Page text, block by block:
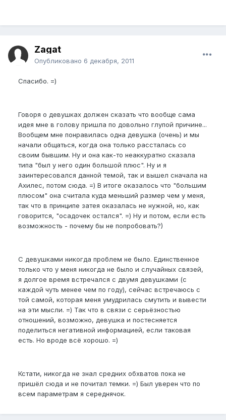
Zagat
Опубликовано 6 декабря, 2011
Спасибо. =)
Говоря о девушках должен сказать что вообще сама
идея мне в голову пришла по довольно глупой причине...
Вообщем мне понравилась одна девушка (очень) и мы
начали общаться, когда она только рассталась со
своим бывшим. Ну и она как-то неаккуратно сказала
типа "был у него один большой плюс". Ну и я
заинтересовался данной темой, так и вышел сначала на
Ахилес, потом сюда. =) В итоге оказалось что "большим
плюсом" она считала куда меньший размер чем у меня,
так что в принципе затея оказалась не нужной, но, как
говорится, "осадочек остался". =) Ну и потом, если есть
возможность - почему бы не попробовать?)
С девушками никогда проблем не было. Единственное
только что у меня никогда не было и случайных связей,
я долгое время встречался с двумя девушками (с
каждой чуть менее чем по году), сейчас встречаюсь с
той самой, которая меня умудрилась смутить и вывести
на эти мысли. =) Так что в связи с серьёзностью
отношений, возможно, девушка и постесняется
поделиться негативной информацией, если таковая
есть. Но вроде всё хорошо. =)
Кстати, никогда не знал средних обхватов пока не
пришёл сюда и не почитал темки. =) Был уверен что по
всем параметрам я середнячок.